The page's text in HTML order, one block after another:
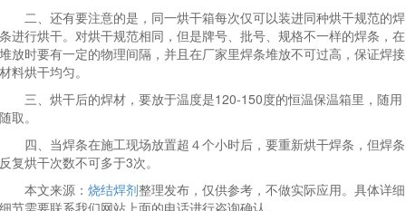
二、还有要注意的是，同一烘干箱每次仅可以装进同种烘干规范的焊
条进行烘干。对烘干规范相同，但是牌号、批号、规格不一样的焊条，在
堆放时要有一定的物理间隔，并且在厂家里焊条堆放不可过高，保证焊接
材料烘干均匀。
三、烘干后的焊材，要放于温度是120-150度的恒温保温箱里，随用
随取。
四、当焊条在施工现场放置超４个小时后，要重新烘干焊条，但焊条
反复烘干次数不可多于3次。
本文来源：烧结焊剂整理发布，仅供参考，不做实际应用。具体详细
细节需要联系我们网站上面的电话进行咨询确认。